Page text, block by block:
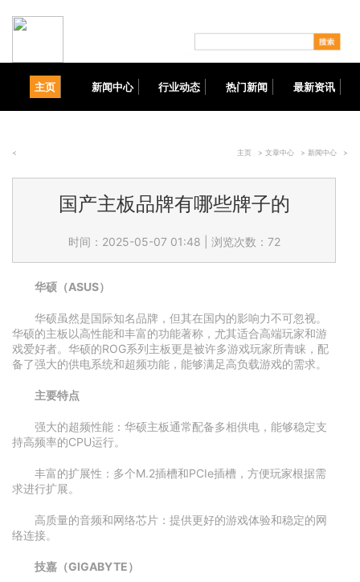
主页 新闻中心 行业动态 热门新闻 最新资讯
< 主页 > 文章中心 > 新闻中心 >
国产主板品牌有哪些牌子的
时间：2025-05-07 01:48 浏览次数：72
华硕（ASUS）
华硕虽然是国际知名品牌，但其在国内的影响力不可忽视。
华硕的主板以高性能和丰富的功能著称，尤其适合高端玩家和游
戏爱好者。华硕的ROG系列主板更是被许多游戏玩家所青睐，配
备了强大的供电系统和超频功能，能够满足高负载游戏的需求。
主要特点
强大的超频性能：华硕主板通常配备多相供电，能够稳定支
持高频率的CPU运行。
丰富的扩展性：多个M.2插槽和PCIe插槽，方便玩家根据需
求进行扩展。
高质量的音频和网络芯片：提供更好的游戏体验和稳定的网
络连接。
技嘉（GIGABYTE）